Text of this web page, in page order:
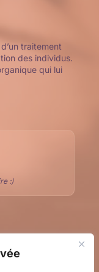
traitement
des individus.
qui lui
:)